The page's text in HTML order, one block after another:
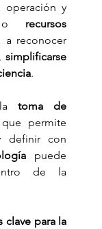
y
recursos
simplificarse
.
la toma de
permite
definir con
puede
clave para la